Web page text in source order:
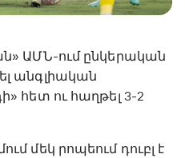
ԱՄՆ-ում ընկերական
անգլիական
հետ ու հաղթել 3-2
մեկ րոպեում դուբլ է